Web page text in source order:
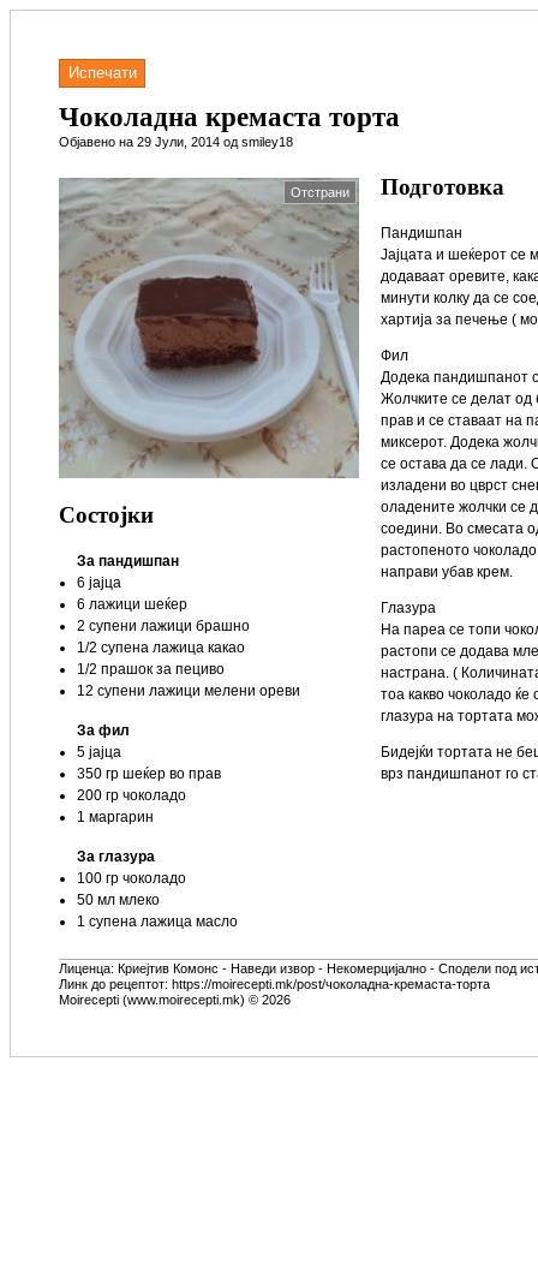
Испечати
Чоколадна кремаста торта
Објавено на 29 Јули, 2014 од smiley18
Отстрани
Состојки
За пандишпан
6 јајца
6 лажици шеќер
2 супени лажици брашно
1/2 супена лажица какао
1/2 прашок за пециво
12 супени лажици мелени ореви
За фил
5 јајца
350 гр шеќер во прав
200 гр чоколадо
1 маргарин
За глазура
100 гр чоколадо
50 мл млеко
1 супена лажица масло
Подготовка
Пандишпан
Јајцата и шеќерот се
додаваат оревите,
минути колку да се
хартија за печење (
Фил
Додека пандишпанот
Жолчките се делат од
прав и се ставаат на
миксерот. Додека
се остава да се лади.
изладени во цврст
оладените жолчки се
соедини. Во смесата
растопеното
направи убав крем.
Глазура
На пареа се топи
растопи се додава
настрана. (
тоа какво чоколадо ќе
глазура на тортата
Бидејќи тортата не
врз пандишпанот го
Лиценца: Криејтив Комонс - Наведи извор - Некомерцијално - Сподели под
Линк до рецептот: https://moirecepti.mk/post/чоколадна-кремаста-торта
Moirecepti (www.moirecepti.mk) © 2026